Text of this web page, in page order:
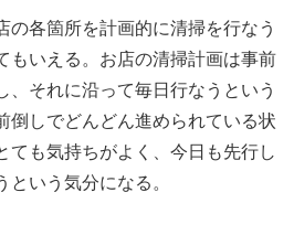
の各箇所を計画的に清掃を行なう
もいえる。お店の清掃計画は事前
、それに沿って毎日行なうという
倒しでどんどん進められている状
ても気持ちがよく、今日も先行し
いう気分になる。